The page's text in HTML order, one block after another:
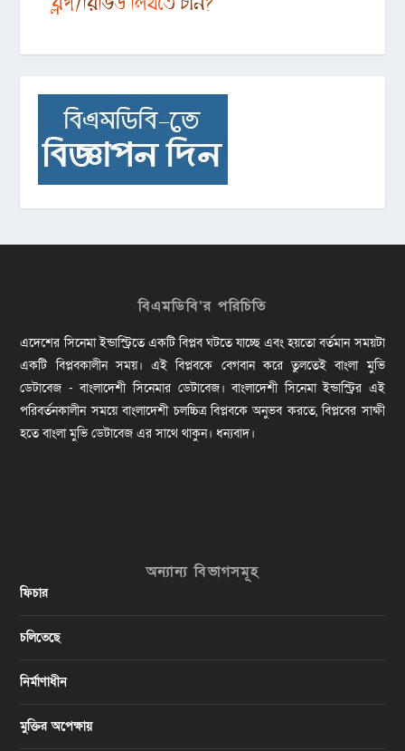
বিএমডিবি’র পরিচিতি
এদেশের সিনেমা ইন্ডাস্ট্রিতে একটি বিপ্লব ঘটতে যাচ্ছে এবং হয়তো বর্তমান সময়টা
একটি বিপ্লবকালীন সময়। এই বিপ্লবকে বেগবান করে তুলতেই বাংলা মুভি
ডেটাবেজ - বাংলাদেশী সিনেমার ডেটাবেজ। বাংলাদেশী সিনেমা ইন্ডাস্ট্রির এই
পরিবর্তনকালীন সময়ে বাংলাদেশী চলচ্চিত্র বিপ্লবকে অনুভব করতে, বিপ্লবের সাক্ষী
হতে বাংলা মুভি ডেটাবেজ এর সাথে থাকুন। ধন্যবাদ।
অন্যান্য বিভাগসমূহ
ফিচার
চলিতেছে
নির্মাণাধীন
মুক্তির অপেক্ষায়